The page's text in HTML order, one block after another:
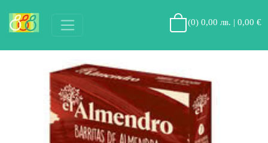
(0) 0,00 лв. | 0,00 €